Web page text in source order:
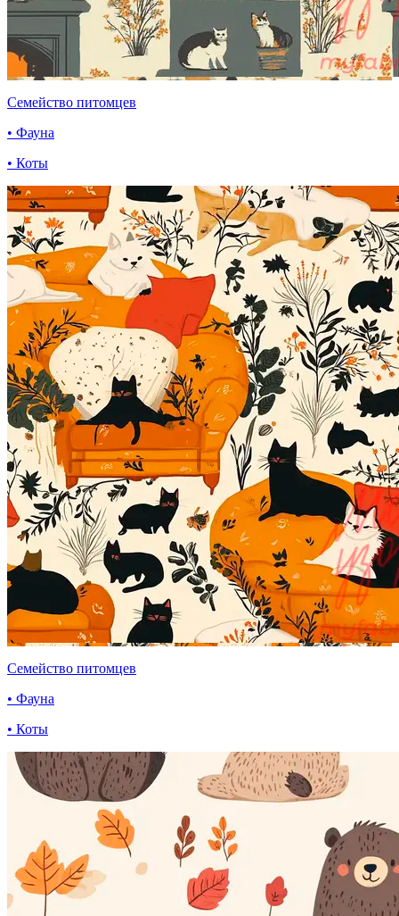
Семейство питомцев
• Фауна
• Коты
Семейство питомцев
• Фауна
• Коты